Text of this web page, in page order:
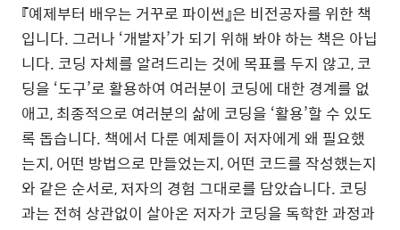
『예제부터 배우는 거꾸로 파이썬』은 비전공자를 위한 책
입니다. 그러나 ‘개발자’가 되기 위해 봐야 하는 책은 아닙
니다. 코딩 자체를 알려드리는 것에 목표를 두지 않고,코
딩을 ‘도구’로 활용하여 여러분이 코딩에 대한 경계를 없
애고,최종적으로 여러분의 삶에 코딩을 ‘활용’할 수 있도
록 돕습니다. 책에서 다룬 예제들이 저자에게 왜 필요했
는지,어떤 방법으로 만들었는지,어떤 코드를 작성했는지
와 같은 순서로,저자의 경험 그대로를 담았습니다. 코딩
과는 전혀 상관없이 살아온 저자가 코딩을 독학한 과정과